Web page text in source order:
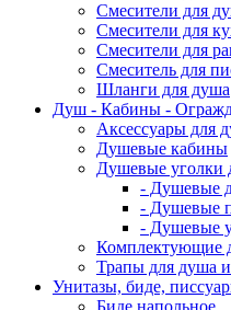
Смесители для
Смесители для
Смесители для
Смеситель для
Шланги для душа
Душ - Кабины -
Аксессуары для
Душевые кабины
Душевые уголки
- Душевые
- Душевые
- Душевые
Комплектующие
Трапы для душа
Унитазы, биде,
Биде напольное